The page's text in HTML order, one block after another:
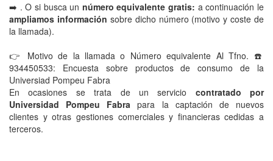
➡️ . O si busca un número equivalente gratis: a continuación le
ampliamos información sobre dicho número (motivo y coste de
la llamada).
👉 Motivo de la llamada o Número equivalente Al Tfno. ☎️
934450533: Encuesta sobre productos de consumo de la
Universiad Pompeu Fabra
En ocasiones se trata de un servicio contratado por
Universidad Pompeu Fabrapara la captación de nuevos
clientes y otras gestiones comerciales y financieras cedidas a
terceros.